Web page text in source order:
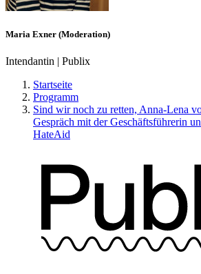
Maria Exner (Moderation)
Intendantin | Publix
Startseite
Programm
Sind wir noch zu retten, Anna-Lena
Gespräch mit der Geschäftsführerin
HateAid